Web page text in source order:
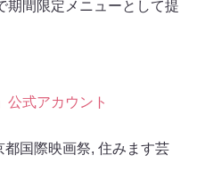
期間限定メニューとして提
公式アカウント
都国際映画祭, 住みます芸